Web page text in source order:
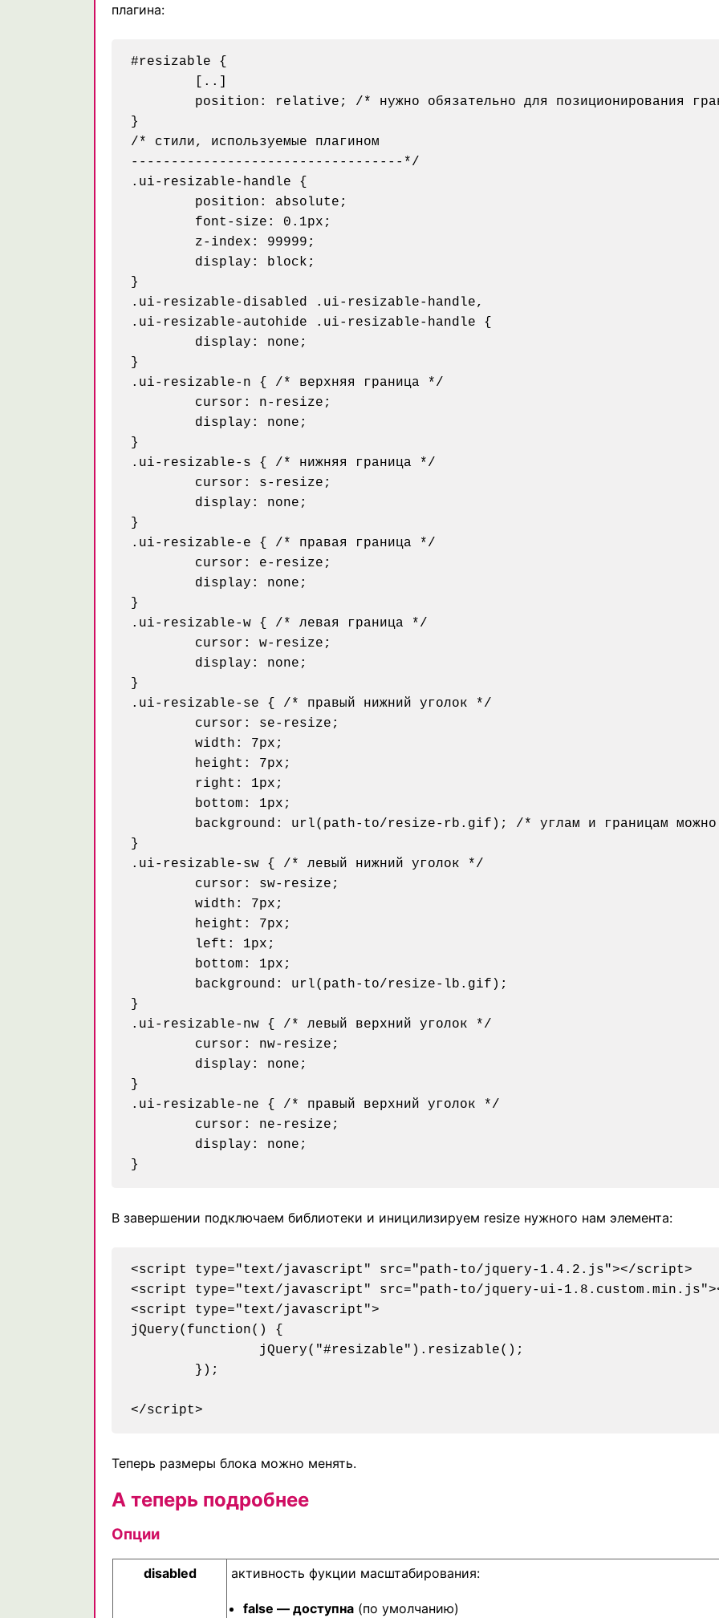
плагина:
#resizable {
}
/* стили, используемые плагином
----------------------------------*/
.ui-resizable-handle {
}
.ui-resizable-disabled .ui-resizable-handle,
.ui-resizable-autohide .ui-resizable-handle {
}
.ui-resizable-n { /* верхняя граница */
}
.ui-resizable-s { /* нижняя граница */
}
.ui-resizable-e { /* правая граница */
}
.ui-resizable-w { /* левая граница */
}
.ui-resizable-se { /* правый нижний уголок */
}
.ui-resizable-sw { /* левый нижний уголок */
}
.ui-resizable-nw { /* левый верхний уголок */
}
.ui-resizable-ne { /* правый верхний уголок */
В завершении подключаем библиотеки и иницилизируем resize нужного нам элемента:
<script type="text/javascript" src="path-to/jquery-1.4.2.js"></script>
<script type="text/javascript" src="path-to/jquery-ui-
<script type="text/javascript">
jQuery(function() {
Теперь размеры блока можно менять.
А теперь подробнее
Опции
disabled активность фукции масштабирования:
false — доступна (по умолчанию)